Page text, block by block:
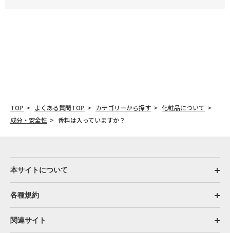
TOP よくある質問TOP カテゴリーから探す
化粧品について
成分・安全性
香料は入っていますか？
本サイトについて
各種規約
関連サイト